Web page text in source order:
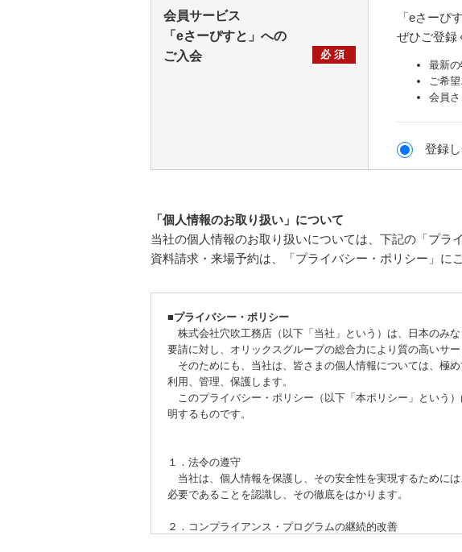
会員サービス
「eさーぴすと」への
ご入会
必須
「eさーぴ
ぜひご登録
最新
ご希
会員
登録
「個人情報のお取り扱い」について
当社の個人情報のお取り扱いについては、下記の「プラ
資料請求・来場予約は、「プライバシー・ポリシー」に
■プライバシー・ポリシー
株式会社穴吹工務店（以下「当社」という）は、日本のみ
要請に対し、オリックスグループの総合力により質の高いサ
そのためにも、当社は、皆さまの個人情報については、極
利用、管理、保護します。
このプライバシー・ポリシー（以下「本ポリシー」という
明するものです。
１．法令の遵守
当社は、個人情報を保護し、その安全性を実現するために
必要であることを認識し、その徹底をはかります。
２．コンプライアンス・プログラムの継続的改善